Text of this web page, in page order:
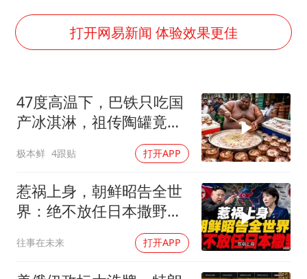
王艺迪无缘横滨赛决赛
上海大部迎大暴雨
《龙餐馆》 冲奖
蒯曼挺进WTT横滨冠军赛女单四强
构建更高水平的全民健身公共服务体系
打开网易新闻 体验效果更佳
47度高温下，巴铁只吃国
产冰淇淋，祖传陶罐竟还
极本鲜 4跟贴 打开APP
惹祸上身，朝鲜昭告全世
界：绝不放任日本撒野！
往事在未来 打开APP